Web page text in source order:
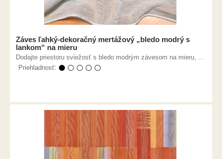
Záves ľahký-dekoračný mertážový „bledo modrý s
lankom“ na mieru
Dodajte priestoru sviežosť s bledo modrým závesom na mieru, ...
Priehladnosť: ⚫ ⚪ ⚪ ⚪ ⚪